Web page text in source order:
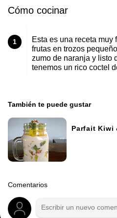
Cómo cocinar
1
Esta es una receta muy
frutas en trozos
zumo de naranja y listo
tenemos un rico coctel
También te puede gustar
Parfait Kiwi
Comentarios